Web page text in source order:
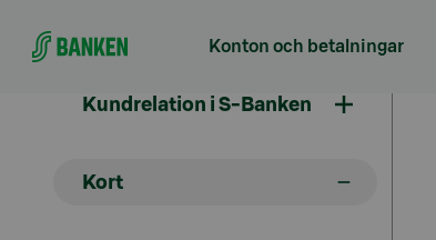
Konton och betalningar
Kundrelation i S-Banken
Kort